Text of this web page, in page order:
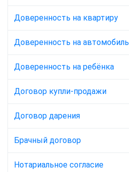
Доверенность на квартиру
Доверенность на автомобиль
Доверенность на ребёнка
Договор купли-продажи
Договор дарения
Брачный договор
Нотариальное согласие